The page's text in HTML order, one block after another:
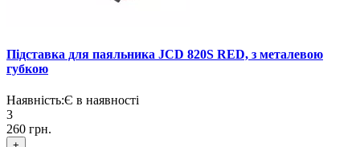
Підставка для паяльника JCD 820S RED, з металевою
губкою
Наявність:Є в наявності
3
260 грн.